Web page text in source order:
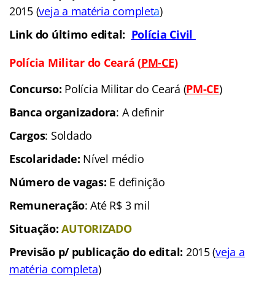
2015 (veja a matéria completa)
Link do último edital: Polícia Civil
Polícia Militar do Ceará (PM-CE)
Concurso: Polícia Militar do Ceará (PM-CE)
Banca organizadora: A definir
Cargos: Soldado
Escolaridade: Nível médio
Número de vagas: E definição
Remuneração: Até R$ 3 mil
Situação:AUTORIZADO
Previsão p/ publicação do edital: 2015 (veja a
matéria completa)